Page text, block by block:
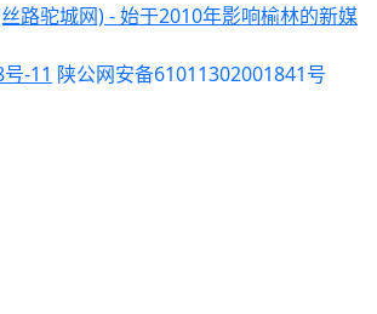
路驼城网) - 始于2010年影响榆林的新媒
-11 陕公网安备61011302001841号